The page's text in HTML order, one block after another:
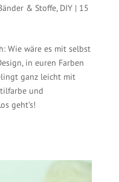
& Stoffe, DIY| 15
Wie wäre es mit selbst
in euren Farben
ganz leicht mit
und
geht’s!